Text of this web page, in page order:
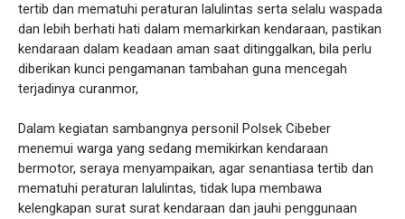
tertib dan mematuhi peraturan lalulintas serta selalu waspada
dan lebih berhati hati dalam memarkirkan kendaraan, pastikan
kendaraan dalam keadaan aman saat ditinggalkan, bila perlu
diberikan kunci pengamanan tambahan guna mencegah
terjadinya curanmor,
Dalam kegiatan sambangnya personil Polsek Cibeber
menemui warga yang sedang memikirkan kendaraan
bermotor, seraya menyampaikan, agar senantiasa tertib dan
mematuhi peraturan lalulintas, tidak lupa membawa
kelengkapan surat surat kendaraan dan jauhi penggunaan